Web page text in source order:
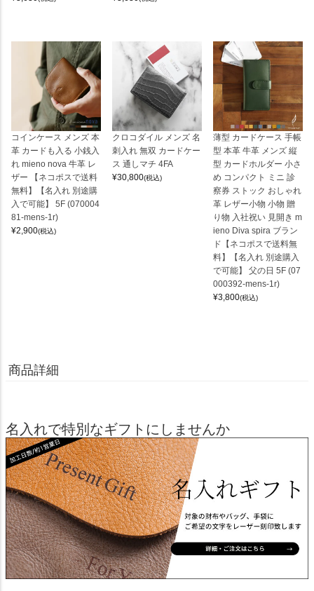
コインケース メンズ 本
革 カードも入る 小銭入
れ mieno nova 牛革 レ
ザー 【ネコポスで送料
無料】【名入れ 別途購
入で可能】 5F (070004
81-mens-1r)
¥2,900(税込)
クロコダイル メンズ 名
刺入れ 無双 カードケー
ス 通しマチ 4FA
¥30,800(税込)
薄型 カードケース 手帳
型 本革 牛革 メンズ 縦
型 カードホルダー 小さ
め コンパクト ミニ 診
察券 ストック おしゃれ
革 レザー小物 小物 贈
り物 入社祝い 見開き m
ieno Diva spira ブラン
ド【ネコポスで送料無
料】【名入れ 別途購入
で可能】 父の日 5F (07
000392-mens-1r)
¥3,800(税込)
商品詳細
名入れで特別なギフトにしませんか